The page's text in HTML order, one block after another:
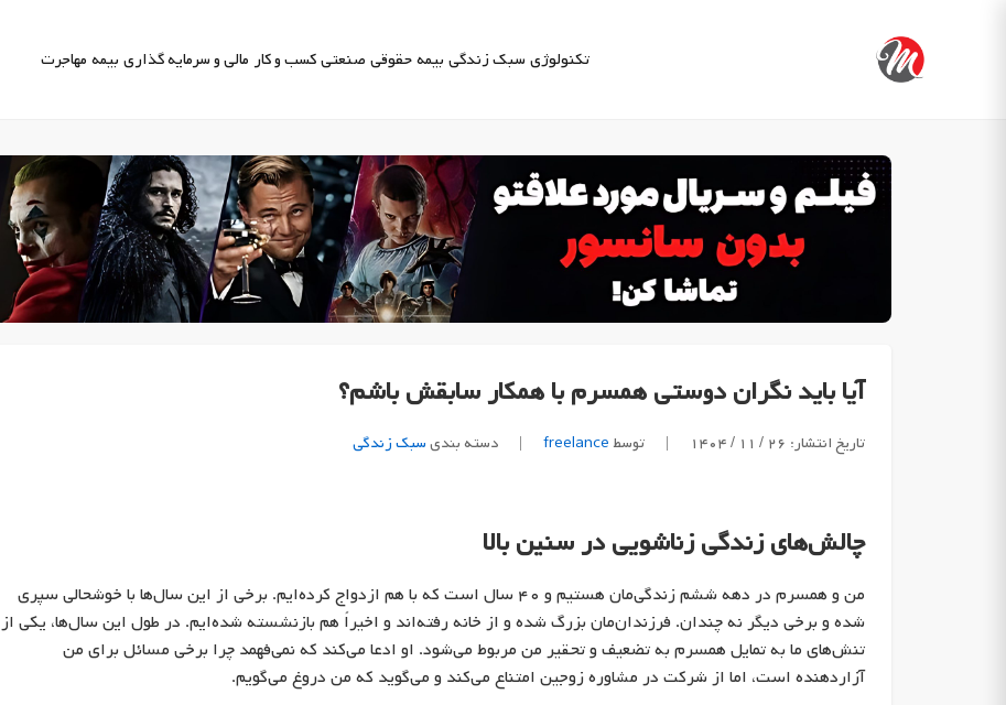
تکنولوژی سبک زندگی بیمهحقوقی صنعتیکسب و کار مالی و سرمایه گذاری بیمه مهاجرت
آیا باید نگران دوستی همسرم با همکار سابقش باشم؟
تاریخ انتشار: ۲۶ / ۱۱ / ۱۴۰۴ | توسط freelance
| دسته بندیسبک زندگی
چالش‌های زندگی زناشویی در سنین بالا
من و همسرم در دهه ششم زندگی‌مان هستیم و ۴۰ سال است که با هم ازدواج کرده‌ایم. برخی از این سال‌ها با خوشحالی سپری
شده و برخی دیگر نه چندان. فرزندان‌مان بزرگ شده و از خانه رفته‌اند و اخیراً هم بازنشسته شده‌ایم. در طول این سال‌ها، یکی از
تنش‌های ما به تمایل همسرم به تضعیف و تحقیر من مربوط می‌شود. او ادعا می‌کند که نمی‌فهمد چرا برخی مسائل برای من
آزاردهنده است، اما از شرکت در مشاوره زوجین امتناع می‌کند و می‌گوید که من دروغ می‌گویم.